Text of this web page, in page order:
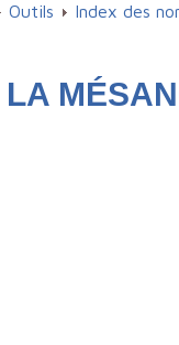
Outils Index des
LA